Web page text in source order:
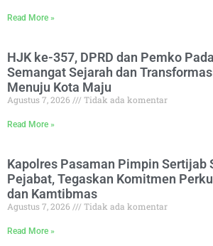
Read More »
HJK ke-357, DPRD dan Pemko
Semangat Sejarah dan
Menuju Kota Maju
Agustus 7, 2026 Tidak ada komentar
Read More »
Kapolres Pasaman Pimpin Sertijab
Pejabat, Tegaskan Komitmen
dan Kamtibmas
Agustus 7, 2026 Tidak ada komentar
Read More »